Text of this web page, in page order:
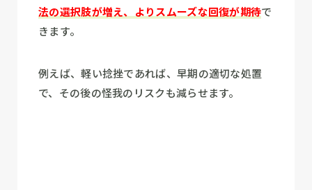
法の選択肢が増え、よりスムーズな回復が期待で
きます。
例えば、軽い捻挫であれば、早期の適切な処置
で、その後の怪我のリスクも減らせます。